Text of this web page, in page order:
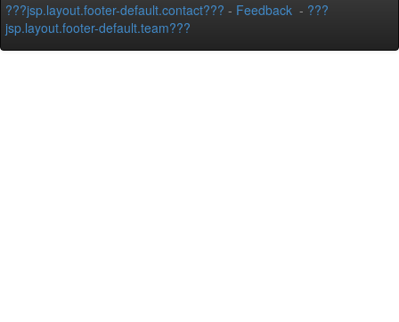
???jsp.layout.footer-default.contact??? - Feedback - ???
jsp.layout.footer-default.team???